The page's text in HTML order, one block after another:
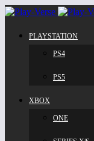
PLAYSTATION
PS4
PS5
XBOX
ONE